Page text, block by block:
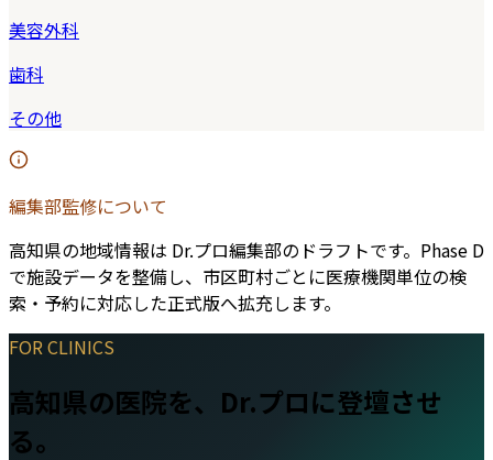
美容外科
歯科
その他
編集部監修について
高知県の地域情報は Dr.プロ編集部のドラフトです。Phase D
で施設データを整備し、市区町村ごとに医療機関単位の検
索・予約に対応した正式版へ拡充します。
FOR CLINICS
高知県の医院を、Dr.プロに登壇させ
る。